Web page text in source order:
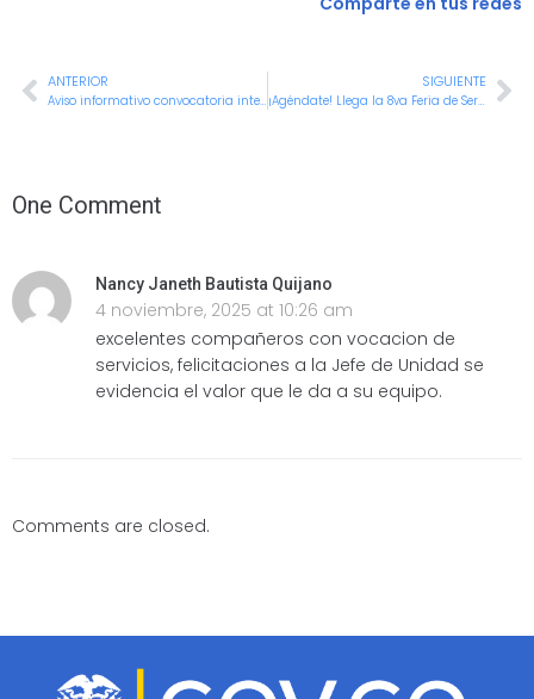
ANTERIOR
Aviso informativo convocatoria interna 40 de 2025 – Profesional Universitario 219-04
SIGUIENTE
¡Agéndate! Llega la 8va Feria de Servicios y Beneficios para Servidores Públicos y Contratistas
One Comment
Nancy Janeth Bautista Quijano
4 noviembre, 2025 at 10:26 am
excelentes compañeros con vocacion de
servicios, felicitaciones a la Jefe de Unidad se
evidencia el valor que le da a su equipo.
Comments are closed.